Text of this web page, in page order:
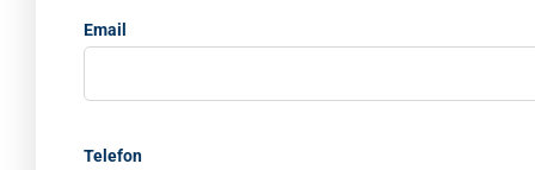
Email
Telefon